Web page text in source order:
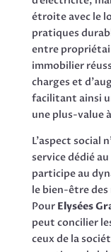
étroite avec le
pratiques
entre
immobilier
charges et
facilitant ainsi
une plus-value
L’aspect social
service dédié
participe au
le bien-être des
Pour Elysées
peut concilier
ceux de la